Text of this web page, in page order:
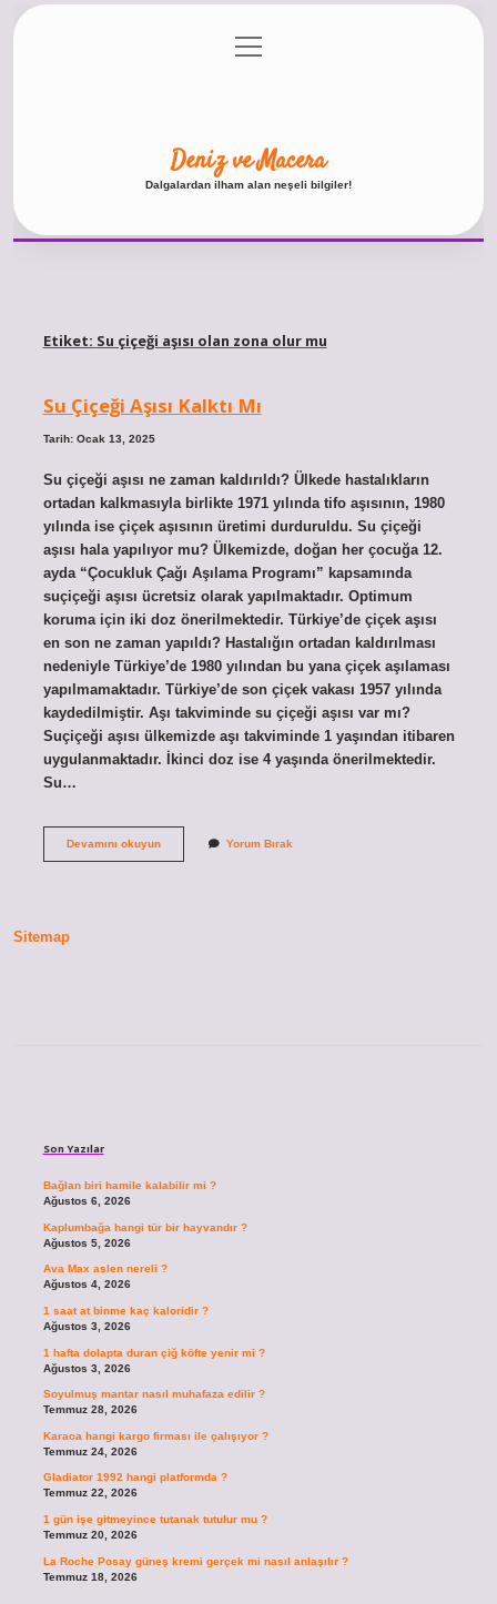
Gizlilik Politikası
menüyü
aç
Deniz ve Macera
Dalgalardan ilham alan neşeli bilgiler!
Etiket: Su çiçeği aşısı olan zona olur mu
Su Çiçeği Aşısı Kalktı Mı
Tarih: Ocak 13, 2025
Su çiçeği aşısı ne zaman kaldırıldı? Ülkede hastalıkların
ortadan kalkmasıyla birlikte 1971 yılında tifo aşısının, 1980
yılında ise çiçek aşısının üretimi durduruldu. Su çiçeği
aşısı hala yapılıyor mu? Ülkemizde, doğan her çocuğa 12.
ayda “Çocukluk Çağı Aşılama Programı” kapsamında
suçiçeği aşısı ücretsiz olarak yapılmaktadır. Optimum
koruma için iki doz önerilmektedir. Türkiye’de çiçek aşısı
en son ne zaman yapıldı? Hastalığın ortadan kaldırılması
nedeniyle Türkiye’de 1980 yılından bu yana çiçek aşılaması
yapılmamaktadır. Türkiye’de son çiçek vakası 1957 yılında
kaydedilmiştir. Aşı takviminde su çiçeği aşısı var mı?
Suçiçeği aşısı ülkemizde aşı takviminde 1 yaşından itibaren
uygulanmaktadır. İkinci doz ise 4 yaşında önerilmektedir.
Su…
Devamını okuyunSu
Yorum Bırak
Sitemap
Son Yazılar
Bağlan biri hamile kalabilir mi ?
Ağustos 6, 2026
Kaplumbağa hangi tür bir hayvandır ?
Ağustos 5, 2026
Ava Max aslen nereli ?
Ağustos 4, 2026
1 saat at binme kaç kaloridir ?
Ağustos 3, 2026
1 hafta dolapta duran çiğ köfte yenir mi ?
Ağustos 3, 2026
Soyulmuş mantar nasıl muhafaza edilir ?
Temmuz 28, 2026
Karaca hangi kargo firması ile çalışıyor ?
Temmuz 24, 2026
Gladiator 1992 hangi platformda ?
Temmuz 22, 2026
1 gün işe gitmeyince tutanak tutulur mu ?
Temmuz 20, 2026
La Roche Posay güneş kremi gerçek mi nasıl anlaşılır ?
Temmuz 18, 2026